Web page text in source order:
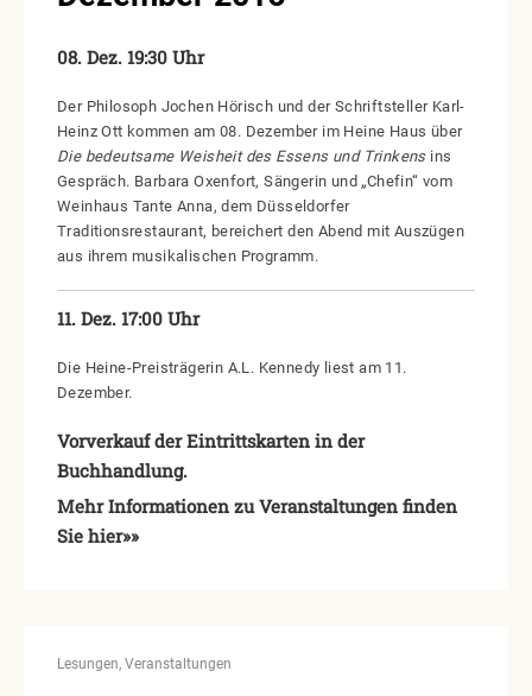
08. Dez. 19:30 Uhr
Der Philosoph Jochen Hörisch und der Schriftsteller Karl-
Heinz Ott kommen am 08. Dezember im Heine Haus über
Die bedeutsame Weisheit des Essens und Trinkensins
Gespräch. Barbara Oxenfort, Sängerin und „Chefin“ vom
Weinhaus Tante Anna, dem Düsseldorfer
Traditionsrestaurant, bereichert den Abend mit Auszügen
aus ihrem musikalischen Programm.
11. Dez. 17:00 Uhr
Die Heine-Preisträgerin A.L. Kennedy liest am 11.
Dezember.
Vorverkauf der Eintrittskarten in der
Buchhandlung.
Mehr Informationen zu Veranstaltungen finden
Sie hier»»
Lesungen Veranstaltungen